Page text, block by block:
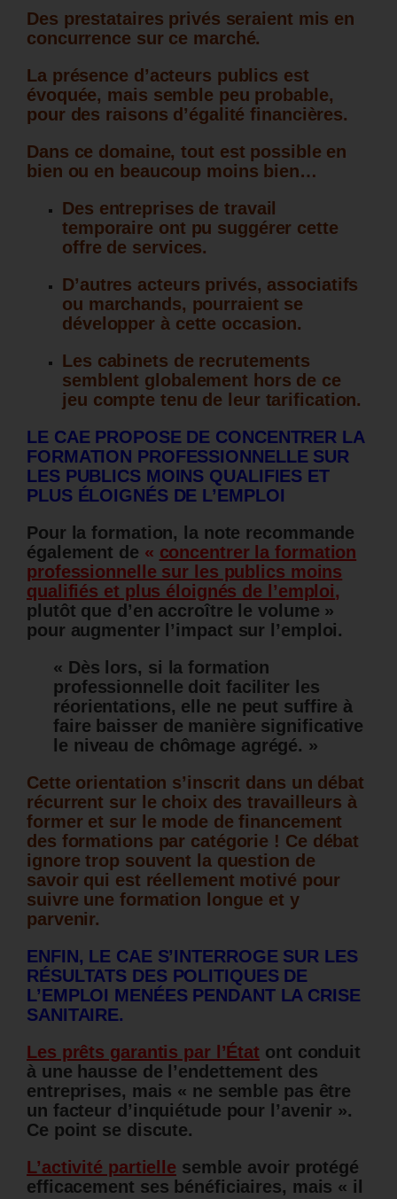
Des prestataires privés seraient mis en
concurrence sur ce marché.
La présence d’acteurs publics est
évoquée, mais semble peu probable,
pour des raisons d’égalité financières.
Dans ce domaine, tout est possible en
bien ou en beaucoup moins bien…
Des entreprises de travail
temporaire ont pu suggérer cette
offre de services.
D’autres acteurs privés, associatifs
ou marchands, pourraient se
développer à cette occasion.
Les cabinets de recrutements
semblent globalement hors de ce
jeu compte tenu de leur tarification.
LE CAE PROPOSE DE CONCENTRER LA
FORMATION PROFESSIONNELLE SUR
LES PUBLICS MOINS QUALIFIES ET
PLUS ÉLOIGNÉS DE L’EMPLOI
Pour la formation, la note recommande
également de « concentrer la formation
professionnelle sur les publics moins
qualifiés et plus éloignés de l’emploi,
plutôt que d’en accroître le volume »
pour augmenter l’impact sur l’emploi.
« Dès lors, si la formation
professionnelle doit faciliter les
réorientations, elle ne peut suffire à
faire baisser de manière significative
le niveau de chômage agrégé. »
Cette orientation s’inscrit dans un débat
récurrent sur le choix des travailleurs à
former et sur le mode de financement
des formations par catégorie ! Ce débat
ignore trop souvent la question de
savoir qui est réellement motivé pour
suivre une formation longue et y
parvenir.
ENFIN, LE CAE S’INTERROGE SUR LES
RÉSULTATS DES POLITIQUES DE
L’EMPLOI MENÉES PENDANT LA CRISE
SANITAIRE.
Les prêts garantis par l’État ont conduit
à une hausse de l’endettement des
entreprises, mais « ne semble pas être
un facteur d’inquiétude pour l’avenir ».
Ce point se discute.
L’activité partielle semble avoir protégé
efficacement ses bénéficiaires, mais « il